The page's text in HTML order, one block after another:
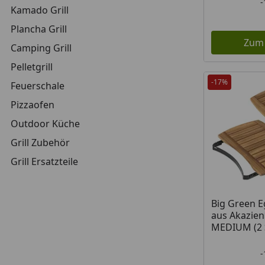
Kamado Grill
Plancha Grill
Camping Grill
Pelletgrill
Feuerschale
Pizzaofen
Outdoor Küche
Grill Zubehör
Grill Ersatzteile
-17%
Big Green
aus
MEDIUM (2
-